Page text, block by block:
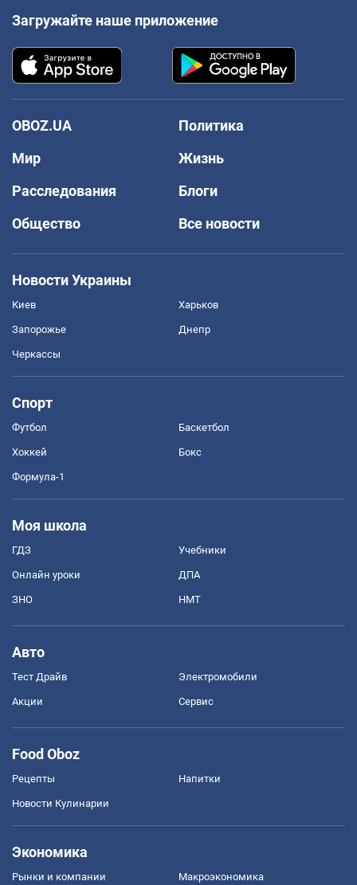
Загружайте наше приложение
OBOZ.UA
Политика
Мир
Жизнь
Расследования
Блоги
Общество
Все новости
Новости Украины
Киев Харьков
Запорожье Днепр
Черкассы
Спорт
Футбол Баскетбол
Хоккей Бокс
Формула-1
Моя школа
ГДЗ Учебники
Онлайн уроки ДПА
ЗНО НМТ
Авто
Тест Драйв Электромобили
Акции Сервис
Food Oboz
Рецепты Напитки
Новости Кулинарии
Экономика
Рынки и компании Mакроэкономика